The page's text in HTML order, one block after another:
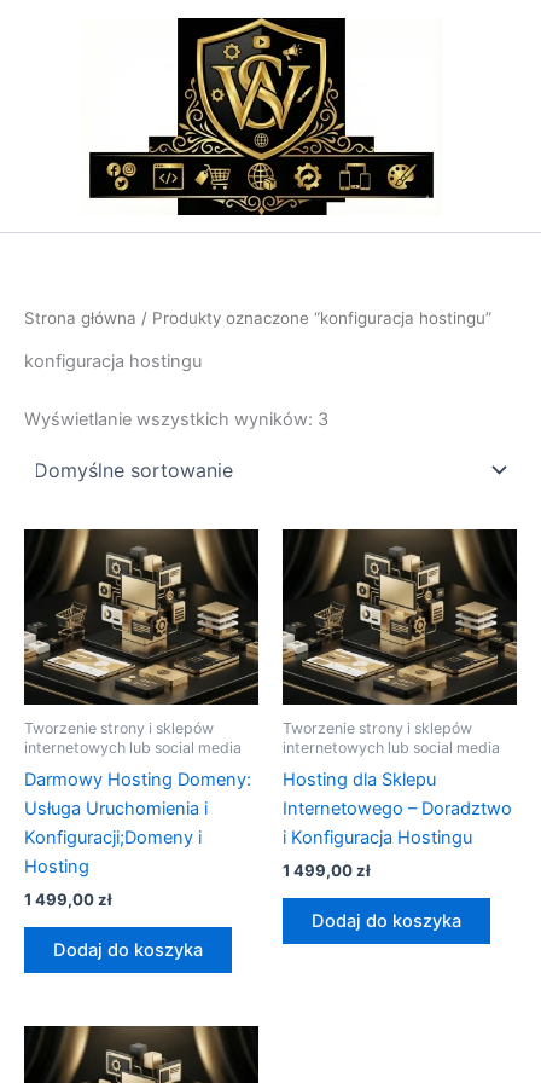
Strona główna / Produkty oznaczone “konfiguracja hostingu”
konfiguracja hostingu
Wyświetlanie wszystkich wyników: 3
Tworzenie strony i sklepów
internetowych lub social media
Darmowy Hosting Domeny:
Usługa Uruchomienia i
Konfiguracji;Domeny i
Hosting
1 499,00zł
Dodaj do koszyka
Tworzenie strony i sklepów
internetowych lub social media
Hosting dla Sklepu
Internetowego – Doradztwo
i Konfiguracja Hostingu
1 499,00zł
Dodaj do koszyka